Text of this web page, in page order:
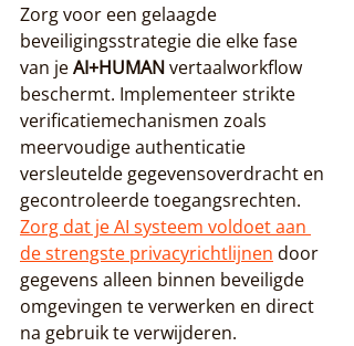
Zorg voor een gelaagde
beveiligingsstrategie die elke fase
van je AI+HUMAN vertaalworkflow
beschermt. Implementeer strikte
verificatiemechanismen zoals
meervoudige authenticatie
versleutelde gegevensoverdracht en
gecontroleerde toegangsrechten.
Zorg dat je AI systeem voldoet aan
de strengste privacyrichtlijnen door
gegevens alleen binnen beveiligde
omgevingen te verwerken en direct
na gebruik te verwijderen.